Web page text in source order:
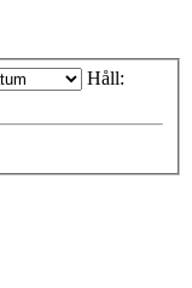
Håll: